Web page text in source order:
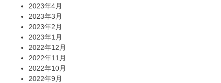
2023年4月
2023年3月
2023年2月
2023年1月
2022年12月
2022年11月
2022年10月
2022年9月